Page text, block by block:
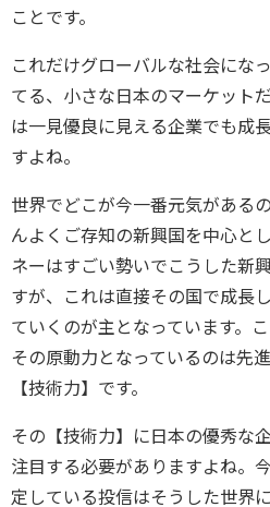
ことです。
これだけグローバルな社会にな
てる、小さな日本のマーケット
は一見優良に見える企業でも成
すよね。
世界でどこが今一番元気がある
んよくご存知の新興国を中心と
ネーはすごい勢いでこうした新
すが、これは直接その国で成長
ていくのが主となっています。
その原動力となっているのは先
【技術力】です。
その【技術力】に日本の優秀な
注目する必要がありますよね。
定している投信はそうした世界